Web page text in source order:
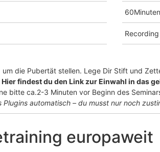
60Minuten
die Pubertät stellen. Lege Dir Stift und
Hier findest du den Link zur Einwahl in das
bitte ca.2-3 Minuten vor Beginn des
Plugins automatisch – du musst nur noch
europaweit